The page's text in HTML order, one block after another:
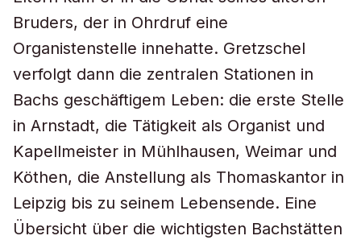
Bruders, der in Ohrdruf eine
Organistenstelle innehatte. Gretzschel
verfolgt dann die zentralen Stationen in
Bachs geschäftigem Leben: die erste Stelle
in Arnstadt, die Tätigkeit als Organist und
Kapellmeister in Mühlhausen, Weimar und
Köthen, die Anstellung als Thomaskantor in
Leipzig bis zu seinem Lebensende. Eine
Übersicht über die wichtigsten Bachstätten